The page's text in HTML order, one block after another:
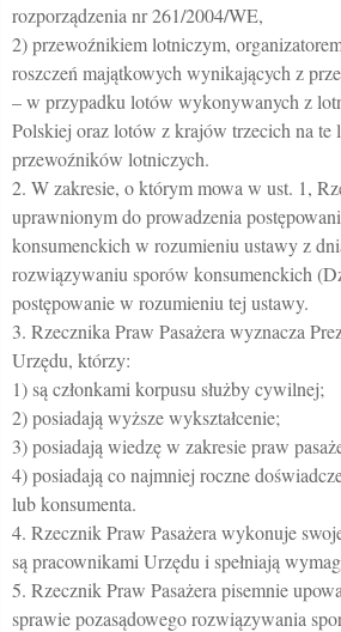
rozporządzenia nr 261/2004/WE,
2) przewoźnikiem lotniczym,
roszczeń majątkowych wynikających z
– w przypadku lotów wykonywanych z
Polskiej oraz lotów z krajów trzecich na te
przewoźników lotniczych.
2. W zakresie, o którym mowa w ust. 1,
uprawnionym do prowadzenia
konsumenckich w rozumieniu ustawy z
rozwiązywaniu sporów konsumenckich
postępowanie w rozumieniu tej ustawy.
3. Rzecznika Praw Pasażera wyznacza
Urzędu, którzy:
1) są członkami korpusu służby cywilnej;
2) posiadają wyższe wykształcenie;
3) posiadają wiedzę w zakresie praw
4) posiadają co najmniej roczne
lub konsumenta.
4. Rzecznik Praw Pasażera wykonuje
są pracownikami Urzędu i spełniają
5. Rzecznik Praw Pasażera pisemnie
sprawie pozasądowego rozwiązywania